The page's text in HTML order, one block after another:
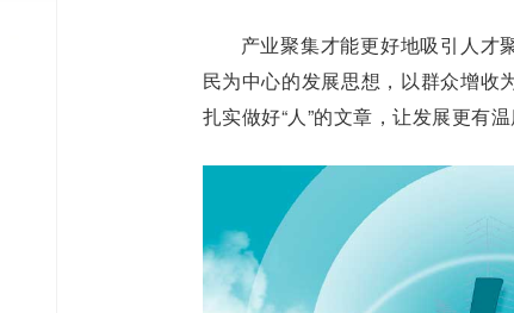
产业聚集才能更好地吸引人才
民为中心的发展思想，以群众增收
扎实做好“人”的文章，让发展更有温